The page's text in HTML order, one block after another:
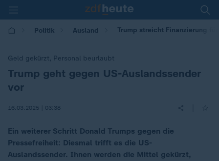
Politik Ausland Trump streicht Finanzierung
Geld gekürzt, Personal beurlaubt
:
Trump geht gegen US-Auslandssender
vor
16.03.2025 | 03:38
Ein weiterer Schritt Donald Trumps gegen die
Pressefreiheit: Diesmal trifft es die US-
Auslandssender. Ihnen werden die Mittel gekürzt,